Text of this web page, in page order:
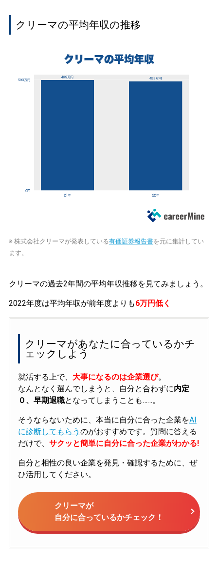
クリーマの平均年収の推移
※ 株式会社クリーマが発表している有価証券報告書を元に集計してい
ます。
クリーマの過去2年間の平均年収推移を見てみましょう。
2022年度は平均年収が前年度よりも6万円低く
クリーマがあなたに合っているかチ
ェックしよう
就活する上で、 大事になるのは企業選び。
なんとなく選んでしまうと、自分と合わずに内定
０、早期退職となってしまうことも……。
そうならないために、本当に自分に合った企業をAI
に診断してもらう のがおすすめです。質問に答える
だけで、 サクッと簡単に自分に合った企業がわかる!
自分と相性の良い企業を発見・確認するために、ぜ
ひ活用してください。
クリーマが
自分に合っているかチェック！